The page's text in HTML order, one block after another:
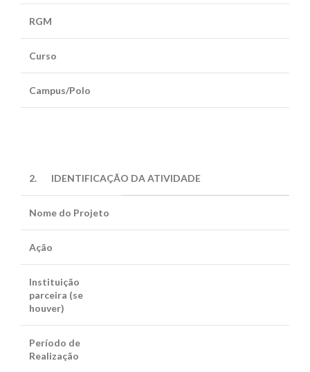
RGM
Curso
Campus/Polo
2. IDENTIFICAÇÃO DA ATIVIDADE
Nome do Projeto
Ação
Instituição
parceira (se
houver)
Período de
Realização